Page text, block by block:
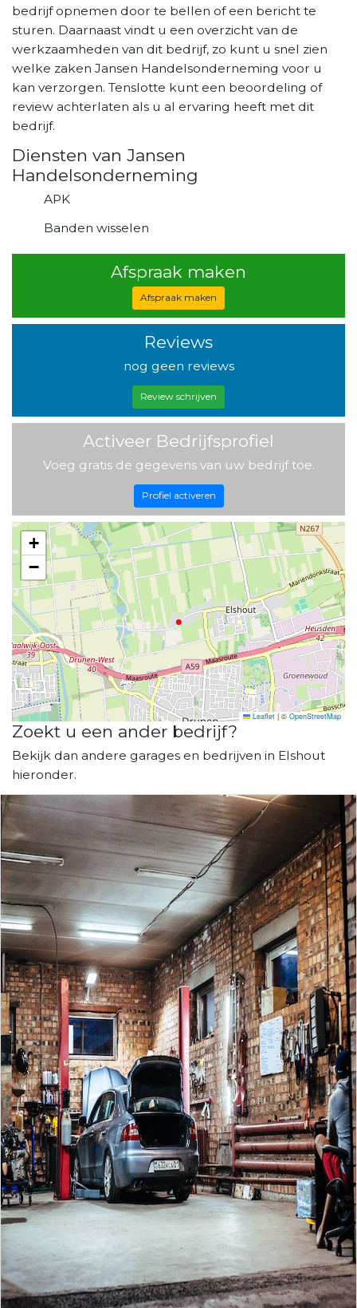
bedrijf opnemen door te bellen of een bericht te
sturen. Daarnaast vindt u een overzicht van de
werkzaamheden van dit bedrijf, zo kunt u snel zien
welke zaken Jansen Handelsonderneming voor u
kan verzorgen. Tenslotte kunt een beoordeling of
review achterlaten als u al ervaring heeft met dit
bedrijf.
Diensten van Jansen
Handelsonderneming
APK
Banden wisselen
Afspraak maken
Afspraak maken
Reviews
nog geen reviews
Review schrijven
Activeer Bedrijfsprofiel
Voeg gratis de gegevens van uw bedrijf toe.
Profiel activeren
+
−
Leaflet | © OpenStreetMap
Zoekt u een ander bedrijf?
Bekijk dan andere garages en bedrijven in Elshout
hieronder.